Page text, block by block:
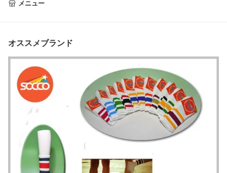
メニュー
オススメブランド